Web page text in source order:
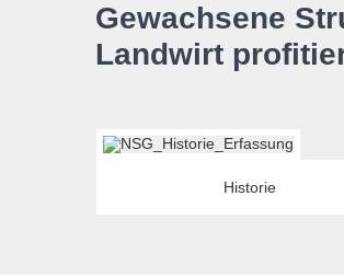
Gewachsene
Landwirt
Historie